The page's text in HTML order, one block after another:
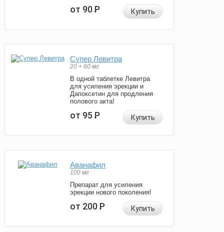
от 90Р Купить
Супер Левитра
20 + 60 мг
В одной таблетке Левитра
для усиления эрекции и
Дапоксетин для продления
полового акта!
от 95Р Купить
Аванафил
100 мг
Препарат для усиления
эрекции нового поколения!
от 200Р Купить